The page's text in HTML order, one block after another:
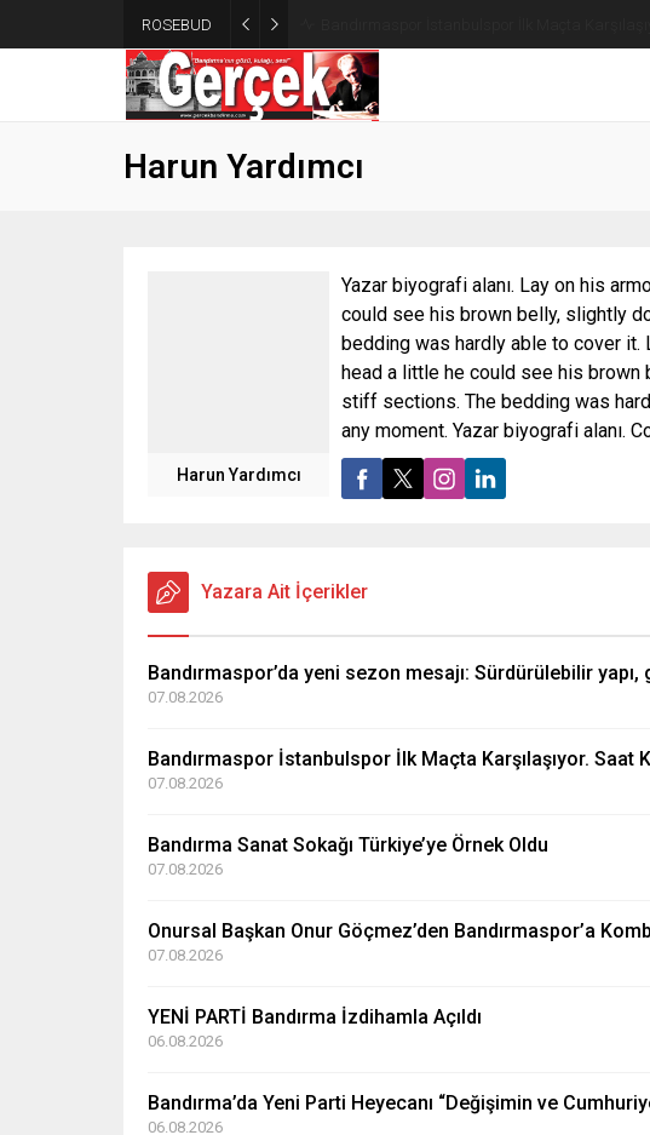
ROSEBUD
Harun Yardımcı
Harun Yardımcı
Yazar biyografi alanı. Lay on his
could see his brown belly, slightly
bedding was hardly able to cover
head a little he could see his
stiff sections. The bedding was
any moment. Yazar biyografi alanı.
Yazara Ait İçerikler
Bandırmaspor’da yeni sezon mesajı: Sürdürülebilir
07.08.2026
Bandırmaspor İstanbulspor İlk Maçta Karşılaşıyor. Saat
07.08.2026
Bandırma Sanat Sokağı Türkiye’ye Örnek Oldu
07.08.2026
Onursal Başkan Onur Göçmez’den Bandırmaspor’a
07.08.2026
YENİ PARTİ Bandırma İzdihamla Açıldı
06.08.2026
Bandırma’da Yeni Parti Heyecanı “Değişimin ve
06.08.2026